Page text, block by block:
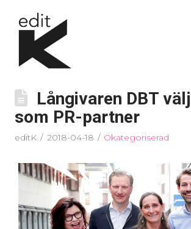
Långivaren DBT
som PR-partner
editK 2018-04-18 Okategoriserad